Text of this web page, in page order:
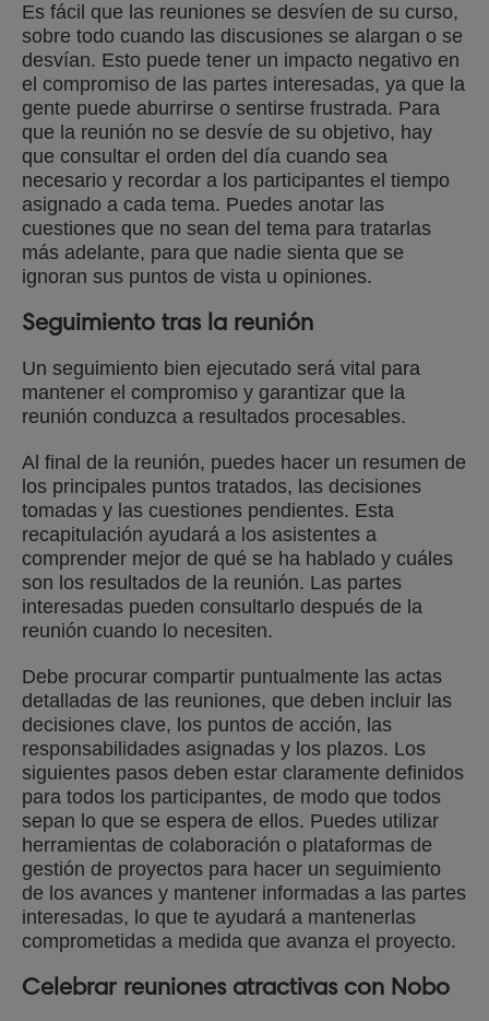
Es fácil que las reuniones se desvíen de su curso,
sobre todo cuando las discusiones se alargan o se
desvían. Esto puede tener un impacto negativo en
el compromiso de las partes interesadas, ya que la
gente puede aburrirse o sentirse frustrada. Para
que la reunión no se desvíe de su objetivo, hay
que consultar el orden del día cuando sea
necesario y recordar a los participantes el tiempo
asignado a cada tema. Puedes anotar las
cuestiones que no sean del tema para tratarlas
más adelante, para que nadie sienta que se
ignoran sus puntos de vista u opiniones.
Seguimiento tras la reunión
Un seguimiento bien ejecutado será vital para
mantener el compromiso y garantizar que la
reunión conduzca a resultados procesables.
Al final de la reunión, puedes hacer un resumen de
los principales puntos tratados, las decisiones
tomadas y las cuestiones pendientes. Esta
recapitulación ayudará a los asistentes a
comprender mejor de qué se ha hablado y cuáles
son los resultados de la reunión. Las partes
interesadas pueden consultarlo después de la
reunión cuando lo necesiten.
Debe procurar compartir puntualmente las actas
detalladas de las reuniones, que deben incluir las
decisiones clave, los puntos de acción, las
responsabilidades asignadas y los plazos. Los
siguientes pasos deben estar claramente definidos
para todos los participantes, de modo que todos
sepan lo que se espera de ellos. Puedes utilizar
herramientas de colaboración o plataformas de
gestión de proyectos para hacer un seguimiento
de los avances y mantener informadas a las partes
interesadas, lo que te ayudará a mantenerlas
comprometidas a medida que avanza el proyecto.
Celebrar reuniones atractivas con Nobo